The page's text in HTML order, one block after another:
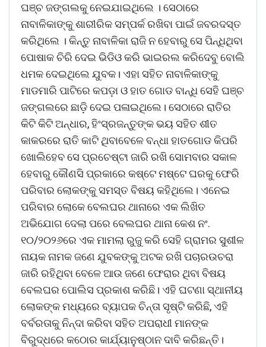
ଘଞ୍ଚ ଜଙ୍ଗଲକୁ ନେଇଯାଇଥିଲେ । ସେଠାରେ
ନାବାଳିକାଙ୍କୁ ଶାରୀରିକ ସମ୍ପର୍କ ରଖିବା ପାଇଁ ଜବରଦସ୍ତ
କରିଥିଲେ । କିନ୍ତୁ ନାବାଳିକା ରାଜି ନ ହେବାରୁ ସେ ପିନ୍ଧିଥିବା
ପୋଷାକ ଚିରି ଦେଇ ଭିଡିଓ କରି ଭାଇରଲ କରିଦେବୁ ବୋଲି
ଧମକ ଦେଇଥିଲେ ଯୁବକ। ଏହା ସହିତ ନାବାଳିକାଙ୍କୁ
ମାଡମାରି ପାଟିରେ କପଡ଼ା ଓ ହାତ ଗୋଡ ବାନ୍ଧି ସେହି ଘଞ୍ଚ
ଜଙ୍ଗଲରେ ଛାଡ଼ି ଦେଇ ପଳାଇଥିଲେ। ସେଠାରେ ରାତିର
କିଟି କିଟି ଅନ୍ଧାର, ହିଂସ୍ରଜନ୍ତୁଙ୍କ ଭୟ ସହିତ ଶୀତ
କାକରରେ ରାତି କାଟି ଥିବାବେଳେ ବନ୍ଧା ହାତଗୋଡ କିପରି
ଖୋଲିହେବ ସେ ପ୍ରଚେଷ୍ଟା ଜାରି ରଖି ସୋମବାର ସକାଳ
ହେବାରୁ କୌଣସି ପ୍ରକାରେ କଷ୍ଟେ ମଷ୍ଟେ ଘରକୁ ଫେରି
ପରିବାର ଲୋକଙ୍କୁ ସମସ୍ତ ବିଷୟ କହିଥିଲେ। ଏନେଇ
ପରିବାର ଲୋକେ ବେଲଘର ଥାନାରେ ଏକ ଲିଖିତ
ଅଭିଯୋଗ ଦେଲା ପରେ ବେଲଘର ଥାନା କେଶ ନଂ.
୧୦/୨୦୨୬ରେ ଏକ ମାମଲା ରୁଜୁ କରି ସେହି ଗ୍ରାମର ସୁଶୀଳ
ନାୟକ ନାମକ ଜଣେ ଯୁବକଙ୍କୁ ଅଟକ ରଖି ପଚାରଉଚରା
ଜାରି ରହିଥିବା ବେଳେ ଆଉ ଜଣେ ଫେରାର ଥିବା ବିଷୟ
ବେଲଘର ପୋଲିସ ପ୍ରକାଶ କରିଛି। ଏହି ଘଟଣା ସ୍ଥାନୀୟ
ଲୋକଙ୍କ ମଧ୍ୟରେ ବ୍ୟାପକ ଚିନ୍ତା ସୃଷ୍ଟି କରିଛି, ଏହି
ବର୍ବରତାକୁ ନିନ୍ଦା କରିବା ସହିତ ଅପରାଧୀ ମାନଙ୍କ
ବିରୁଦ୍ଧରେ କଠୋର କାର୍ଯ୍ୟାନୁଷ୍ଠାନ ଦାବି କରିଛନ୍ତି।